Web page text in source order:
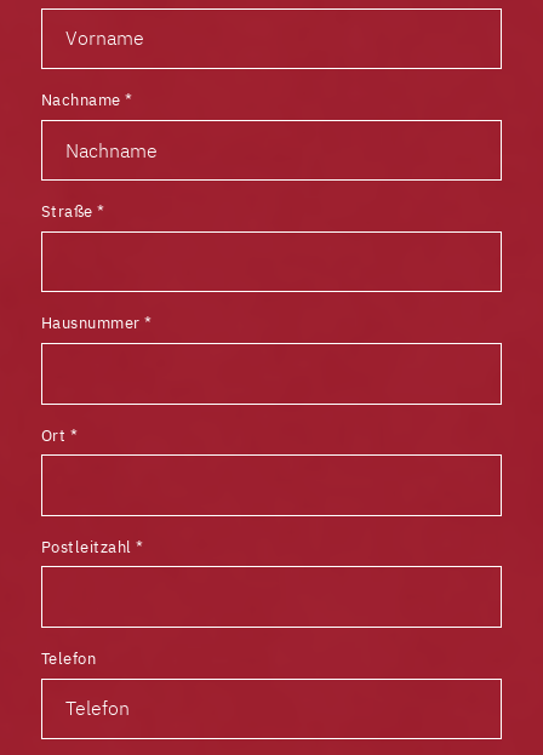
Nachname*
Straße*
Hausnummer*
Ort *
Postleitzahl*
Telefon